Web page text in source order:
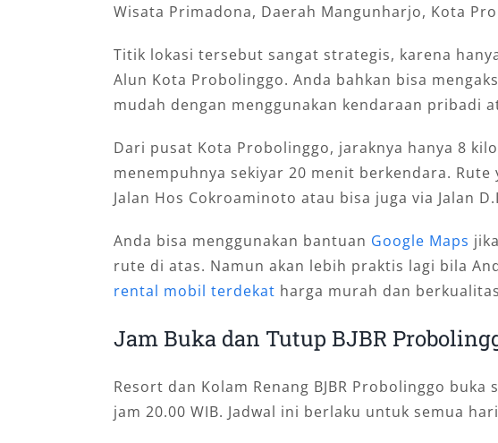
Wisata Primadona, Daerah Mangunharjo, Kota
Titik lokasi tersebut sangat strategis, karena
Alun Kota Probolinggo. Anda bahkan bisa
mudah dengan menggunakan kendaraan pribadi
Dari pusat Kota Probolinggo, jaraknya hanya 8
menempuhnya sekiyar 20 menit berkendara. Rute
Jalan Hos Cokroaminoto atau bisa juga via Jalan
Anda bisa menggunakan bantuan Google Maps
rute di atas. Namun akan lebih praktis lagi bila
rental mobil terdekat harga murah dan
Jam Buka dan Tutup BJBR
Resort dan Kolam Renang BJBR Probolinggo
jam 20.00 WIB. Jadwal ini berlaku untuk semua